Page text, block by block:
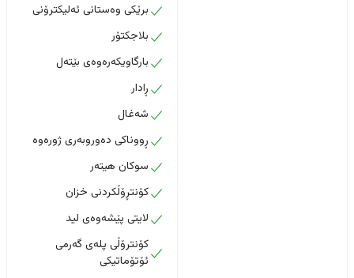
برێکی وەستانی ئەلیکترۆنی
بلاجکتۆر
بارگاویکەرەوەی بێتەل
ڕادار
شەغال
ڕووناکی دەوروبەری ژورەوە
سوکان هیتەر
کۆنتڕۆڵکردنی خزان
لایتی پێشەوەی لید
کۆنترۆڵی پلەی گەرمی
ئۆتۆماتیکی